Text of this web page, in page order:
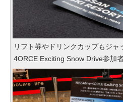
リフト券やドリンクカップもジャ
4ORCE Exciting Snow Drive参加